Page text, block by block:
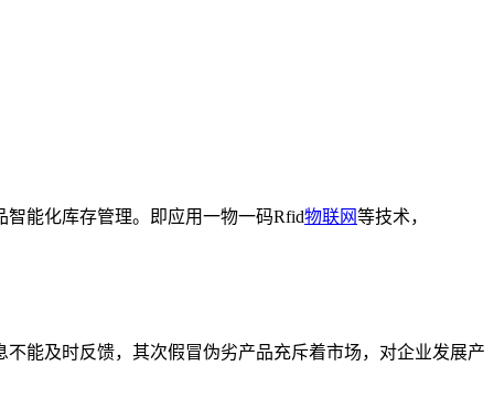
能化库存管理。即应用一物一码Rfid物联网等技术，
能及时反馈，其次假冒伪劣产品充斥着市场，对企业发展产